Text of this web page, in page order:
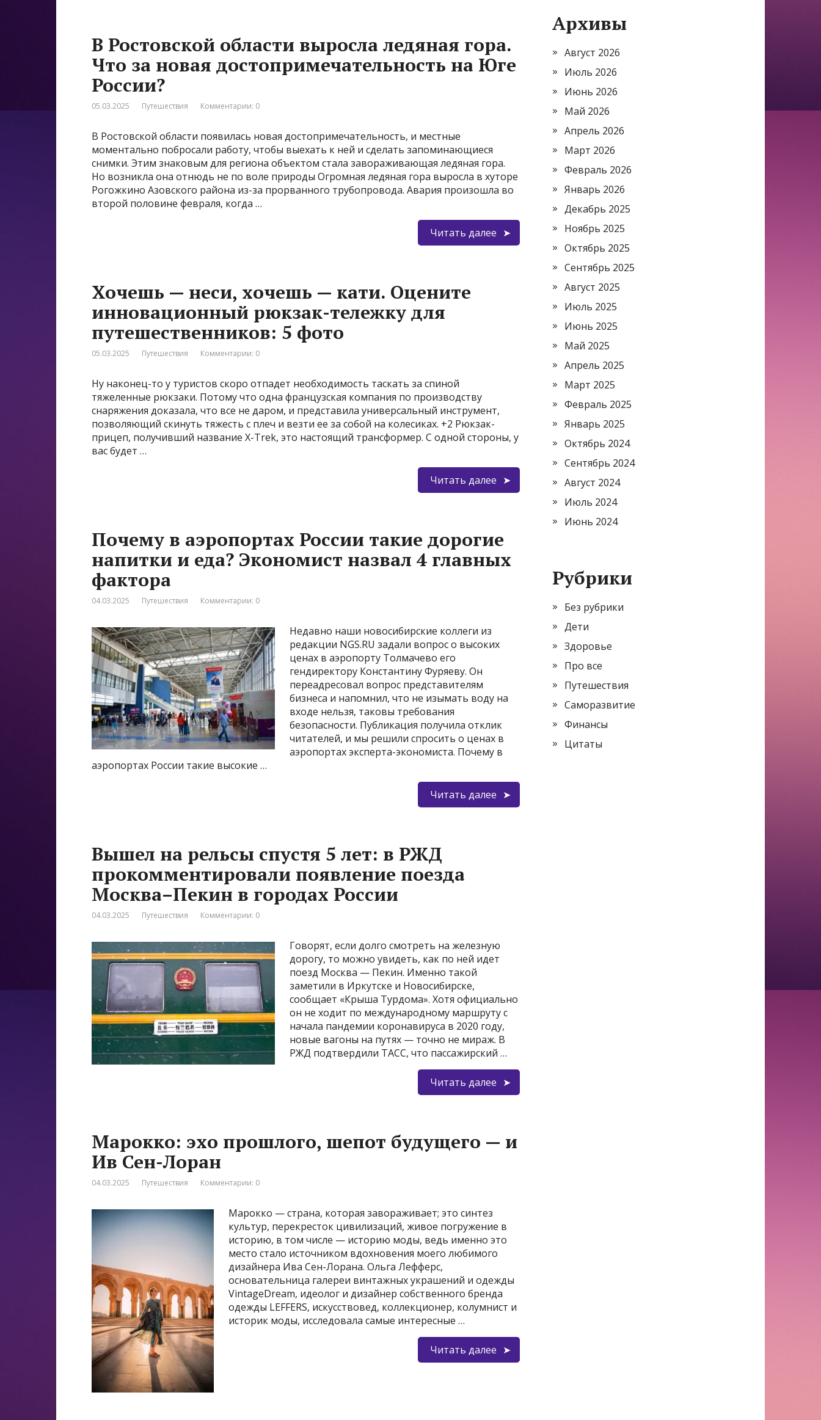
В Ростовской области выросла ледяная гора.
Что за новая достопримечательность на Юге
России?
05.03.2025 Путешествия Комментарии: 0
В Ростовской области появилась новая достопримечательность, и местные
моментально побросали работу, чтобы выехать к ней и сделать запоминающиеся
снимки. Этим знаковым для региона объектом стала завораживающая ледяная гора.
Но возникла она отнюдь не по воле природы Огромная ледяная гора выросла в хуторе
Рогожкино Азовского района из-за прорванного трубопровода. Авария произошла во
второй половине февраля, когда …
Читать далее
Хочешь — неси, хочешь — кати. Оцените
инновационный рюкзак-тележку для
путешественников: 5 фото
05.03.2025 Путешествия Комментарии: 0
Ну наконец-то у туристов скоро отпадет необходимость таскать за спиной
тяжеленные рюкзаки. Потому что одна французская компания по производству
снаряжения доказала, что все не даром, и представила универсальный инструмент,
позволяющий скинуть тяжесть с плеч и везти ее за собой на колесиках. +2 Рюкзак-
прицеп, получивший название X-Trek, это настоящий трансформер. С одной стороны, у
вас будет …
Читать далее
Почему в аэропортах России такие дорогие
напитки и еда? Экономист назвал 4 главных
фактора
04.03.2025 Путешествия Комментарии: 0
Недавно наши новосибирские коллеги из
редакции NGS.RU задали вопрос о высоких
ценах в аэропорту Толмачево его
гендиректору Константину Фуряеву. Он
переадресовал вопрос представителям
бизнеса и напомнил, что не изымать воду на
входе нельзя, таковы требования
безопасности. Публикация получила отклик
читателей, и мы решили спросить о ценах в
аэропортах эксперта-экономиста. Почему в
аэропортах России такие высокие …
Читать далее
Вышел на рельсы спустя 5 лет: в РЖД
прокомментировали появление поезда
Москва–Пекин в городах России
04.03.2025 Путешествия Комментарии: 0
Говорят, если долго смотреть на железную
дорогу, то можно увидеть, как по ней идет
поезд Москва — Пекин. Именно такой
заметили в Иркутске и Новосибирске,
сообщает «Крыша Турдома». Хотя официально
он не ходит по международному маршруту с
начала пандемии коронавируса в 2020 году,
новые вагоны на путях — точно не мираж. В
РЖД подтвердили ТАСС, что пассажирский …
Читать далее
Марокко: эхо прошлого, шепот будущего — и
Ив Сен-Лоран
04.03.2025 Путешествия Комментарии: 0
Марокко — страна, которая завораживает; это синтез
культур, перекресток цивилизаций, живое погружение в
историю, в том числе — историю моды, ведь именно это
место стало источником вдохновения моего любимого
дизайнера Ива Сен-Лорана. Ольга Лефферс,
основательница галереи винтажных украшений и одежды
VintageDream, идеолог и дизайнер собственного бренда
одежды LEFFERS, искусствовед, коллекционер, колумнист и
историк моды, исследовала самые интересные …
Читать далее
Архивы
Август 2026
Июль 2026
Июнь 2026
Май 2026
Апрель 2026
Март 2026
Февраль 2026
Январь 2026
Декабрь 2025
Ноябрь 2025
Октябрь 2025
Сентябрь 2025
Август 2025
Июль 2025
Июнь 2025
Май 2025
Апрель 2025
Март 2025
Февраль 2025
Январь 2025
Октябрь 2024
Сентябрь 2024
Август 2024
Июль 2024
Июнь 2024
Рубрики
Без рубрики
Дети
Здоровье
Про все
Путешествия
Саморазвитие
Финансы
Цитаты